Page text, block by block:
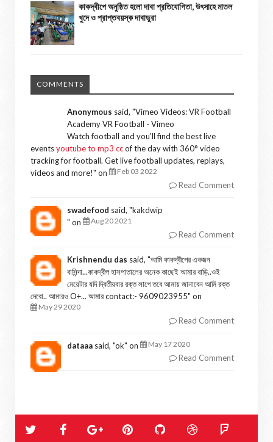
কাকদ্বীপে অনুষ্ঠিত হলো দাবা প্রতিযোগিতা, উৎসাহে মাতল
খুদে ও প্রাপ্তবয়স্ক দাবাড়ুরা
COMMENTS
Anonymous said, "Vimeo Videos: VR Football
Academy VR Football - Vimeo
Watch football and you'll find the best live
eventsyoutube to mp3 ccof the day with 360° video
tracking for football. Get live football updates, replays,
videos and more!" on Feb 03 2022
Read Comment
swadefood said, "kakdwip
" on
Aug 20 2021
Read Comment
Krishnendu das said, "আমি কাকদ্বীপের একজন
বাসিন্দা...কাকদ্বীপ হাসপাতালের অনেক কাছেই আমার বাড়ি..ওই
মেয়েটার যদি দ্বিতীয়বার রক্ত লাগে তবে আমায় জানাবেন আমি রক্ত
দেবো.. আমারও O+... আমার contact:- 9609023955" on
May 29 2020
Read Comment
dataaa said, "ok" on May 17 2020
Read Comment